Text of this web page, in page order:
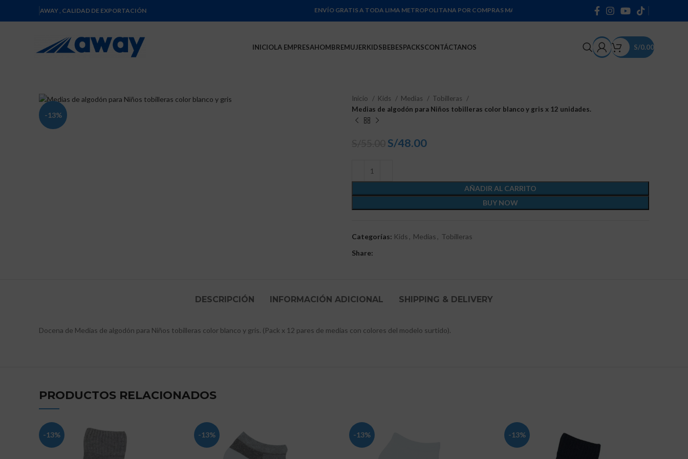
AWAY , CALIDAD DE EXPORTACIÓN ENVÍO GRATIS A TODA LIMA METROPOLITANA POR COMPRAS MAYORES A 300 SOLES * PRODUCTOS DE 100% ALGODÓN *
INICIOLA EMPRESAHOMBREMUJERKIDSBEBESPACKSCONTÁCTANOS S/0.00
-13%
Inicio Kids Medias
Tobilleras
Medias de algodón para Niños tobilleras color blanco y gris x 12 unidades.
S/48.00
AÑADIR AL CARRITO
BUY NOW
Categorías: Kids , Medias , Tobilleras
Share:
DESCRIPCIÓN INFORMACIÓN ADICIONAL SHIPPING & DELIVERY
Docena de Medias de algodón para Niños tobilleras color blanco y gris. (Pack x 12 pares de medias con colores del modelo surtido).
PRODUCTOS RELACIONADOS
-13% -13% -13% -13%